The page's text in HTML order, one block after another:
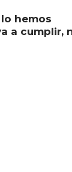
hemos
a cumplir,